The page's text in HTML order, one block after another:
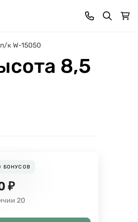
к W-15050
8,5
БОНУСОВ
₽
20